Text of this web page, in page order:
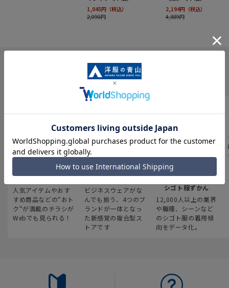
INFORMATION
最新のお買い得情報
人気アイテムやおす
すめ商品などの“おト
ク“が満載のチラシが
Webでも見られる！
スーツスクエア
ビジネスウェアがな
んでも揃う、4つのブ
ランドが一体となっ
た新感覚の複合型ス
トアです
みんなの
シゴト服ずかん
12,000人以上の業界
や職種、シーンなど
のシゴト服の着用傾
向をデータ化。